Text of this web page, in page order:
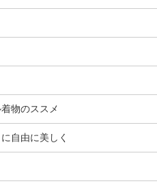
物のススメ
自由に美しく